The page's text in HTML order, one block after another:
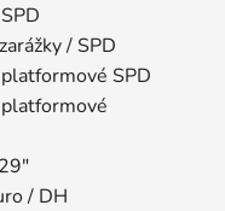
/ SPD
SPD
/ DH